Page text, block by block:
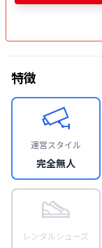
特徴
運営スタイル
完全無人
レンタルシューズ